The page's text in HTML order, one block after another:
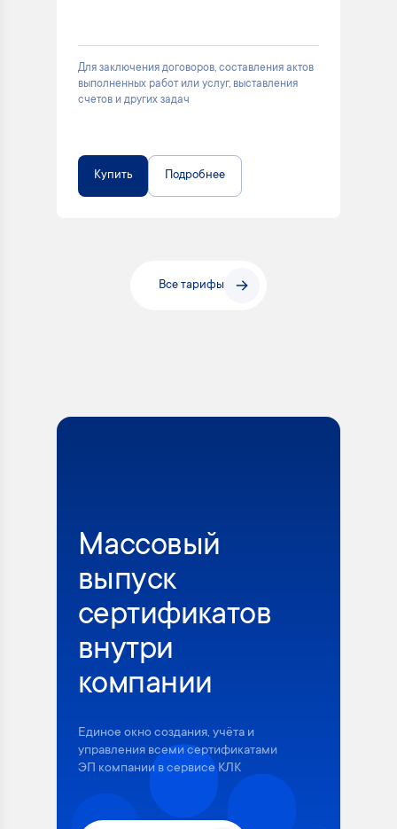
Для заключения договоров, составления актов
выполненных работ или услуг, выставления
счетов и других задач
Купить Подробнее
Все тарифы
Массовый
выпуск
сертификатов
внутри
компании
Единое окно создания, учёта и
управления всеми сертификатами
ЭП компании в сервисе КЛК